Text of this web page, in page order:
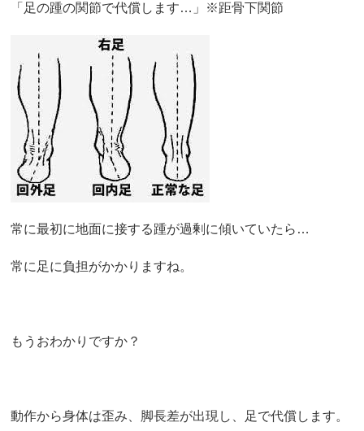
「足の踵の関節で代償します…」※距骨下関節
常に最初に地面に接する踵が過剰に傾いていたら…
常に足に負担がかかりますね。
もうおわかりですか？
動作から身体は歪み、脚長差が出現し、足で代償します。